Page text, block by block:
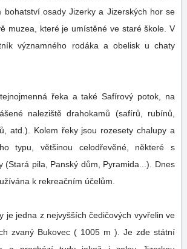
bohatství osady Jizerky a Jizerských hor se
muzea, které je umístěné ve staré škole. V
významného rodáka a obelisk u chaty
řeka a také Safírový potok, na
naleziště drahokamů (safírů, rubínů,
atd.). Kolem řeky jsou rozesety chalupy a
typu, většinou celodřevěné, některé s
(Stará pila, Panský dům, Pyramida...). Dnes
k rekreačním účelům.
je jedna z nejvyšších čedičových vyvřelin ve
zvaný Bukovec ( 1005 m ). Je zde státní